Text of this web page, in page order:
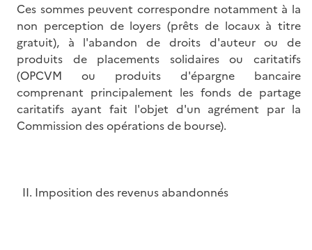
Ces sommes peuvent correspondre notamment à la
non perception de loyers (prêts de locaux à titre
gratuit), à l'abandon de droits d'auteur ou de
produits de placements solidaires ou caritatifs
(OPCVM ou produits d'épargne bancaire
comprenant principalement les fonds de partage
caritatifs ayant fait l'objet d'un agrément par la
Commission des opérations de bourse).
II. Imposition des revenus abandonnés